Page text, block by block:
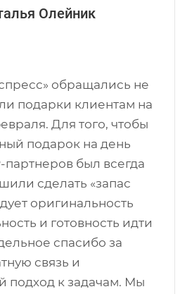
Олейник
обращались не
подарки клиентам на
Для того, чтобы
подарок на день
был всегда
сделать «запас
оригинальность
и готовность идти
спасибо за
связь и
подход к задачам. Мы